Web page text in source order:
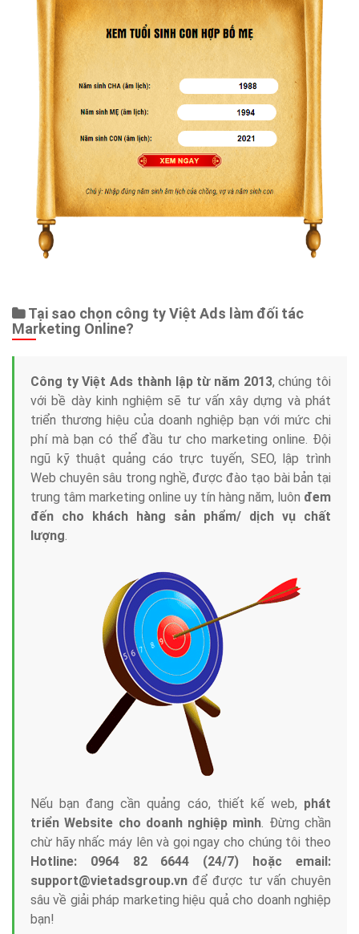
Tại sao chọn công ty Việt Ads làm đối tác
Marketing Online?
Công ty Việt Ads thành lập từ năm 2013, chúng tôi
với bề dày kinh nghiệm sẽ tư vấn xây dựng và phát
triển thương hiệu của doanh nghiệp bạn với mức chi
phí mà bạn có thể đầu tư cho marketing online. Đội
ngũ kỹ thuật quảng cáo trực tuyến, SEO, lập trình
Web chuyên sâu trong nghề, được đào tạo bài bản tại
trung tâm marketing online uy tín hàng năm, luôn đem
đến cho khách hàng sản phẩm/ dịch vụ chất
lượng.
Nếu bạn đang cần quảng cáo, thiết kế web, phát
triển Website cho doanh nghiệp mình. Đừng chần
chừ hãy nhấc máy lên và gọi ngay cho chúng tôi theo
Hotline: 0964 82 6644 (24/7) hoặc email:
support@vietadsgroup.vn để được tư vấn chuyên
sâu về giải pháp marketing hiệu quả cho doanh nghiệp
bạn!